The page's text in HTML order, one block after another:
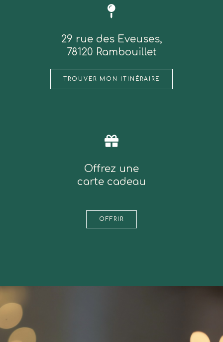
29 rue des Eveuses,
78120 Rambouillet
TROUVER MON ITINÉRAIRE
Offrez une
carte cadeau
OFFRIR